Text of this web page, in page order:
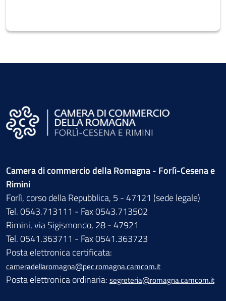
Camera di commercio della Romagna - Forlì-Cesena e
Rimini
Forlì, corso della Repubblica, 5 - 47121 (sede legale)
Tel. 0543.713111 - Fax 0543.713502
Rimini, via Sigismondo, 28 - 47921
Tel. 0541.363711 - Fax 0541.363723
Posta elettronica certificata:
cameradellaromagna@pec.romagna.camcom.it
Posta elettronica ordinaria: segreteria@romagna.camcom.it